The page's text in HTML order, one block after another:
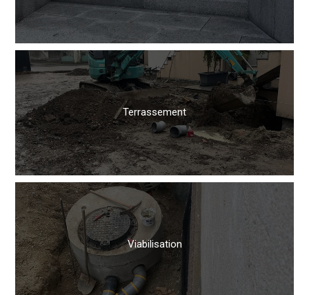
Terrassement
Viabilisation